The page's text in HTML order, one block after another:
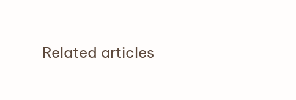
Related articles